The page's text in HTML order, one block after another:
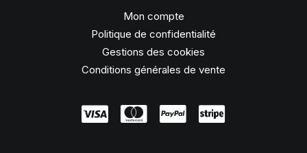
Mon compte
Politique de confidentialité
Gestions des cookies
Conditions générales de vente